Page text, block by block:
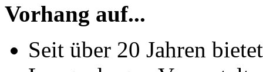
Vorhang auf...
Seit über 20 Jahren